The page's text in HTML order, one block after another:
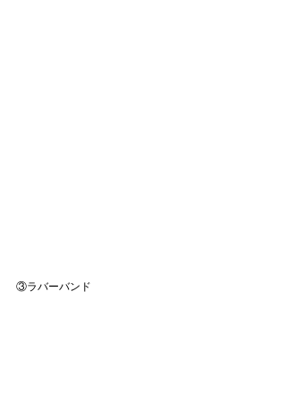
③ラバーバンド